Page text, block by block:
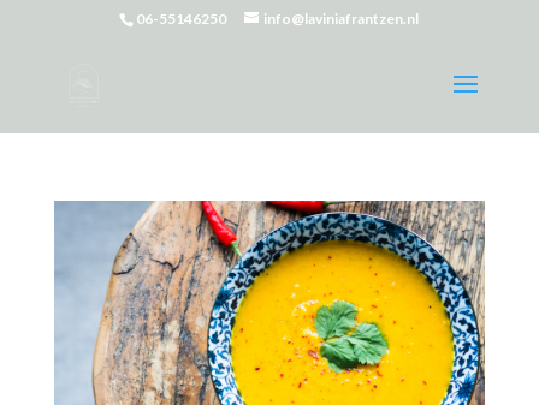
06-55146250 info@laviniafrantzen.nl